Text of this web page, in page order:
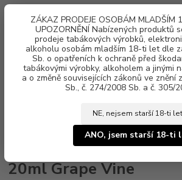
ZÁKAZ PRODEJE OSOBÁM MLADŠÍM
UPOZORNĚNÍ Nabízených produktů
prodeje tabákových výrobků,
alkoholu osobám mladším 18-ti let dle
Sb. o opatřeních k ochraně před
tabákovými výrobky, alkoholem a jinými
a o změně souvisejících zákonů ve znění
Sb., č. 274/2008 Sb. a č. 305/
NE, nejsem starší 18-ti let
ANO, jsem starší 18-ti
Příchuť Core by Dinner
20ml Grape Vine